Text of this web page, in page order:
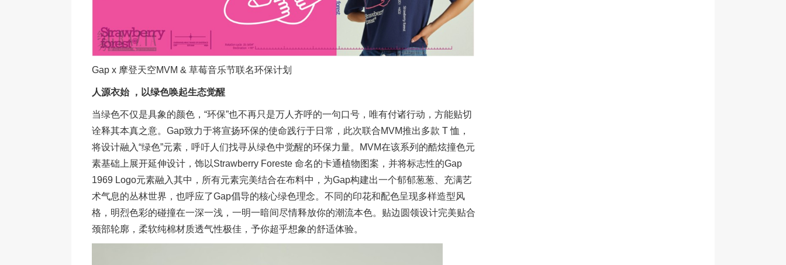
Gap x 摩登天空MVM & 草莓音乐节联名环保计划
人源衣始 ，以绿色唤起生态觉醒
当绿色不仅是具象的颜色，“环保”也不再只是万人齐呼的一句口号，唯有付诸行动，方能贴切
诠释其本真之意。Gap致力于将宣扬环保的使命践行于日常，此次联合MVM推出多款 T 恤，
将设计融入“绿色”元素，呼吁人们找寻从绿色中觉醒的环保力量。MVM在该系列的酷炫撞色元
素基础上展开延伸设计，饰以Strawberry Foreste 命名的卡通植物图案，并将标志性的Gap
1969 Logo元素融入其中，所有元素完美结合在布料中，为Gap构建出一个郁郁葱葱、充满艺
术气息的丛林世界，也呼应了Gap倡导的核心绿色理念。不同的印花和配色呈现多样造型风
格，明烈色彩的碰撞在一深一浅，一明一暗间尽情释放你的潮流本色。贴边圆领设计完美贴合
颈部轮廓，柔软纯棉材质透气性极佳，予你超乎想象的舒适体验。